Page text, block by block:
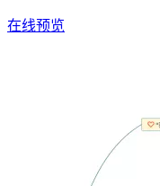
在线预览